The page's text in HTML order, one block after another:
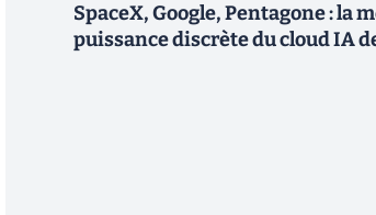
SpaceX, Google, Pentagone : la
puissance discrète du cloud IA